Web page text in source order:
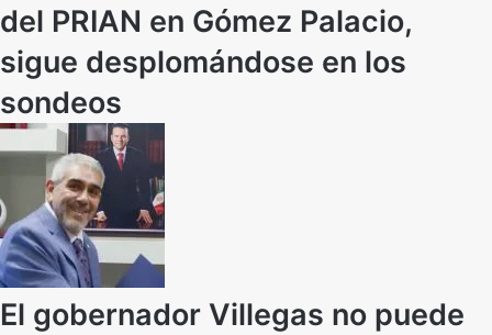
del PRIAN en Gómez Palacio,
sigue desplomándose en los
sondeos
El gobernador Villegas no puede